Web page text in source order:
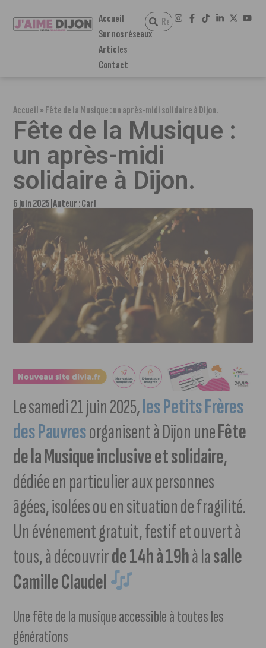
Accueil
Sur nos réseaux
Articles
Contact
Accueil»Fête de la Musique : un après-midi solidaire à Dijon.
Fête de la Musique :
un après-midi
solidaire à Dijon.
6 juin 2025 Auteur :Carl
Le samedi 21 juin 2025,les Petits Frères
des Pauvresorganisent à Dijon uneFête
de la Musique inclusive et solidaire,
dédiée en particulier aux personnes
âgées, isolées ou en situation de fragilité.
Un événement gratuit, festif et ouvert à
tous, à découvrirde 14h à 19hà lasalle
Camille Claudel
Une fête de la musique accessible à toutes les
générations